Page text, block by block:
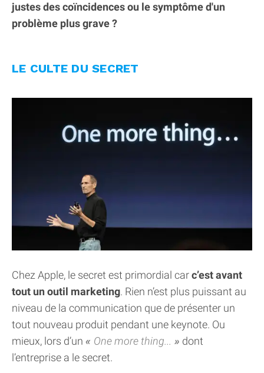
justes des coïncidences ou le symptôme d'un
problème plus grave ?
LE CULTE DU SECRET
Chez Apple, le secret est primordial carc’est avant
tout un outil marketing. Rien n’est plus puissant au
niveau de la communication que de présenter un
tout nouveau produit pendant une keynote. Ou
mieux, lors d’un
One more thing...
dont
l’entreprise a le secret.